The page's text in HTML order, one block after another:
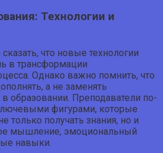
Технологии и
что новые технологии
в трансформации
Однако важно помнить, что
а не заменять
образовании. Преподаватели по-
фигурами, которые
только получать знания, но и
мышление, эмоциональный
навыки.